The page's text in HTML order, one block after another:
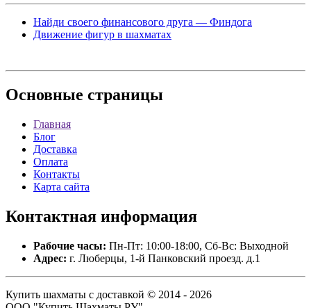
Найди своего финансового друга — Финдога
Движение фигур в шахматах
Основные страницы
Главная
Блог
Доставка
Оплата
Контакты
Карта сайта
Контактная информация
Рабочие часы: Пн-Пт: 10:00-18:00, Сб-Вс: Выходной
Адрес: г. Люберцы, 1-й Панковский проезд. д.1
Купить шахматы с доставкой © 2014 - 2026